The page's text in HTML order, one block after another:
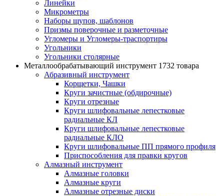
Линейки
Микрометры
Наборы щупов, шаблонов
Призмы поверочные и разметочные
Угломеры и Угломеры-траспортиры
Угольники
Угольники столярные
Металлообрабатывающий инструмент 1732 товара
Абразивный инструмент
Корщетки, Чашки
Круги зачистные (обдирочные)
Круги отрезные
Круги шлифовальные лепестковые
радиальные КЛ
Круги шлифовальные лепестковые
радиальные КЛО
Круги шлифовальные ПП прямого профиля
Приспособления для правки кругов
Алмазный инструмент
Алмазные головки
Алмазные круги
Алмазные отрезные диски